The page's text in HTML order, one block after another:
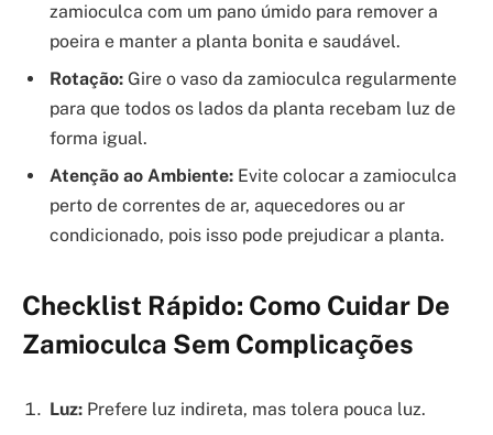
zamioculca com um pano úmido para remover a
poeira e manter a planta bonita e saudável.
Rotação: Gire o vaso da zamioculca regularmente
para que todos os lados da planta recebam luz de
forma igual.
Atenção ao Ambiente: Evite colocar a zamioculca
perto de correntes de ar, aquecedores ou ar
condicionado, pois isso pode prejudicar a planta.
Checklist Rápido: Como Cuidar De
Zamioculca Sem Complicações
Luz: Prefere luz indireta, mas tolera pouca luz.